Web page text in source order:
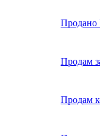
Продано
Продам
Продам